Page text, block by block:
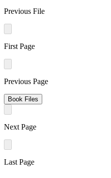
Previous File
First Page
Previous Page
Book Files
Next Page
Last Page